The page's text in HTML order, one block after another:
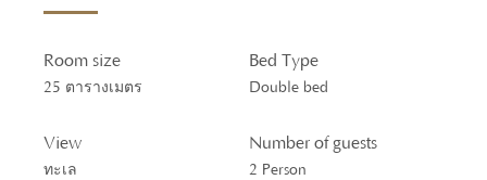
Room size
25 ตารางเมตร
View
ทะเล
Bed Type
Double bed
Number of guests
2 Person